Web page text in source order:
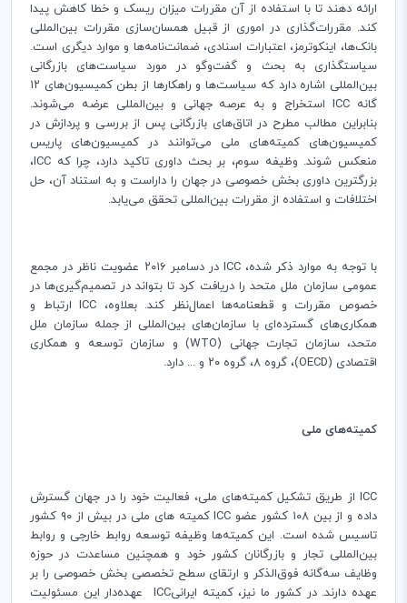
ارائه دهند تا با استفاده از آن مقررات میزان ریسک و خطا کاهش پیدا
کند. مقررات‌گذاری در اموری از قبیل همسان‌سازی مقررات بین‌المللی
بانک‌ها، اینکوترمز، اعتبارات اسنادی، ضمانت‌نامه‌ها و موارد دیگری است.
سیاستگذاری به بحث و گفت‌وگو در مورد سیاست‌های بازرگانی
بین‌المللی اشاره دارد که سیاست‌ها و راهکارها از بطن کمیسیون‌های ۱۲
گانه ICC استخراج و به عرصه جهانی و بین‌المللی عرضه می‌‌شوند.
بنابراین مطالب مطرح در اتاق‌های بازرگانی پس از بررسی و پردازش در
کمیسیون‌های کمیته‌های ملی می‌توانند در کمیسیون‌های پاریس
منعکس شوند. وظیفه سوم، بر بحث داوری تاکید دارد، چرا که ICC،
بزرگترین داوری بخش خصوصی در جهان را داراست و به استناد آن، حل
اختلافات و استفاده از مقررات بین‌المللی تحقق می‌یابد.
با توجه به موارد ذکر شده، ICC در دسامبر ۲۰۱۶ عضویت ناظر در مجمع
عمومی سازمان ملل متحد را دریافت کرد تا بتواند در تصمیم‌گیری‌ها در
خصوص مقررات و قطعنامه‌ها اعمال‌نظر کند. بعلاوه، ICC ارتباط و
همکاری‌های گسترده‌ای با سازمان‌های بین‌المللی از جمله سازمان ملل
متحد، سازمان تجارت جهانی (WTO) و سازمان توسعه و همکاری
اقتصادی (OECD)، گروه ۸، گروه ۲۰ و ... دارد.
کمیته‌های ملی
ICC از طریق تشکیل کمیته‌های ملی، فعالیت خود را در جهان گسترش
داده و از بین ۱۰۸ کشور عضو ICC کمیته های ملی در بیش از ۹۰ کشور
تاسیس شده است. این کمیته‌ها وظیفه توسعه روابط خارجی و روابط
بین‌المللی تجار و بازرگانان کشور خود و همچنین مساعدت در حوزه
وظایف سه‌گانه فوق‌الذکر و ارتقای سطح تخصصی بخش خصوصی را بر
عهده دارند. در کشور ما نیز، کمیته ایرانیICC عهده‌دار این مسئولیت